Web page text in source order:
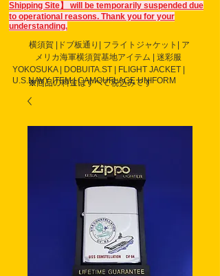
Shipping Site】 will be temporarily suspended due
to operational reasons. Thank you for your
understanding.
横須賀 |ドブ板通り| フライト ジャケット| ア
メリカ海軍横須賀基地アイテム | 迷彩服
YOKOSUKA | DOBUITA.ST | FLIGHT JACKET |
U.S.NAVY ITEM | CAMOUFLAGE UNIFORM
※商品の料金はすべて税込みです